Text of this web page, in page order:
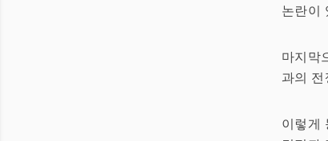
논란이
마지막
과의
이렇게